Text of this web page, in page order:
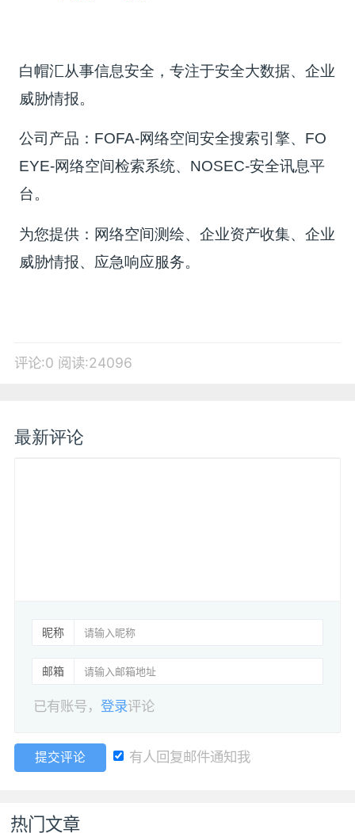
白帽汇从事信息安全，专注于安全大数据、企业
威胁情报。
公司产品：FOFA-网络空间安全搜索引擎、FO
EYE-网络空间检索系统、NOSEC-安全讯息平
台。
为您提供：网络空间测绘、企业资产收集、企业
威胁情报、应急响应服务。
评论:0 阅读:24096
最新评论
昵称
邮箱
已有账号，登录评论
提交评论 有人回复邮件通知我
热门文章